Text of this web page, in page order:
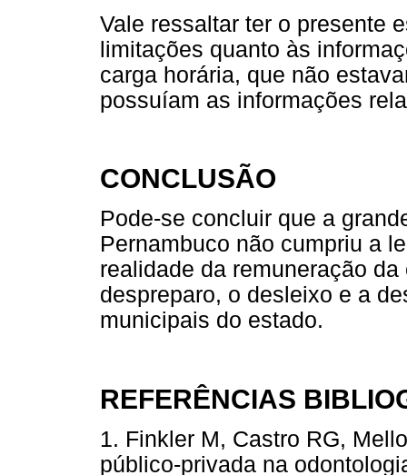
Vale ressaltar ter o presente
limitações quanto às
carga horária, que não
possuíam as informações
CONCLUSÃO
Pode-se concluir que a
Pernambuco não cumpriu a
realidade da remuneração
despreparo, o desleixo e a
municipais do estado.
REFERÊNCIAS
1. Finkler M, Castro RG,
público-privada na